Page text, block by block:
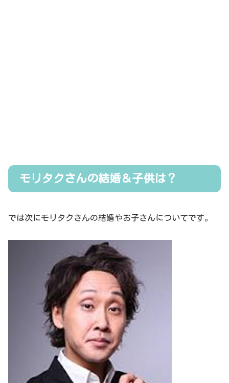
モリタクさんの結婚＆子供は？
では次にモリタクさんの結婚やお子さんについてです。